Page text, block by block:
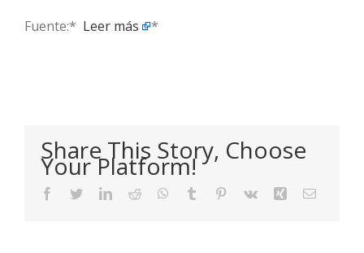
Fuente:* ​ Leer más *
Share This Story, Choose
Your Platform!
Facebook
TwitterLinkedIn
Reddit WhatsApp
Tumblr Pinterest
Vk Xing Email